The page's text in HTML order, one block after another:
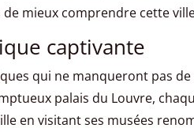
mieux comprendre cette
captivante
qui ne manqueront pas
palais du Louvre,
en visitant ses musées